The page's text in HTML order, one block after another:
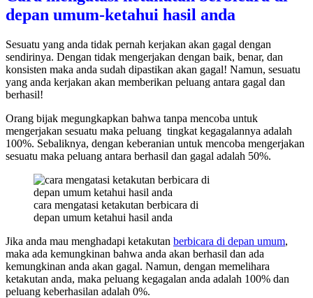
depan umum-ketahui hasil anda
Sesuatu yang anda tidak pernah kerjakan akan gagal dengan
sendirinya. Dengan tidak mengerjakan dengan baik, benar, dan
konsisten maka anda sudah dipastikan akan gagal! Namun, sesuatu
yang anda kerjakan akan memberikan peluang antara gagal dan
berhasil!
Orang bijak megungkapkan bahwa tanpa mencoba untuk
mengerjakan sesuatu maka peluang tingkat kegagalannya adalah
100%. Sebaliknya, dengan keberanian untuk mencoba mengerjakan
sesuatu maka peluang antara berhasil dan gagal adalah 50%.
cara mengatasi ketakutan berbicara di
depan umum ketahui hasil anda
Jika anda mau menghadapi ketakutan berbicara di depan umum,
maka ada kemungkinan bahwa anda akan berhasil dan ada
kemungkinan anda akan gagal. Namun, dengan memelihara
ketakutan anda, maka peluang kegagalan anda adalah 100% dan
peluang keberhasilan adalah 0%.